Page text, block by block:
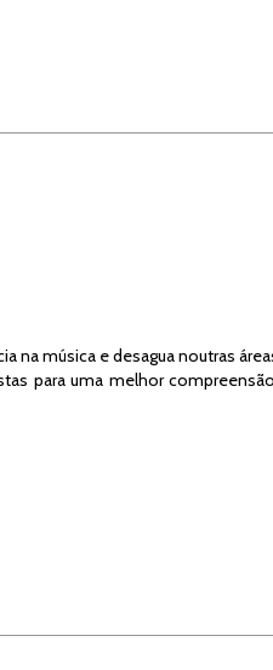
na música e desagua noutras
para uma melhor